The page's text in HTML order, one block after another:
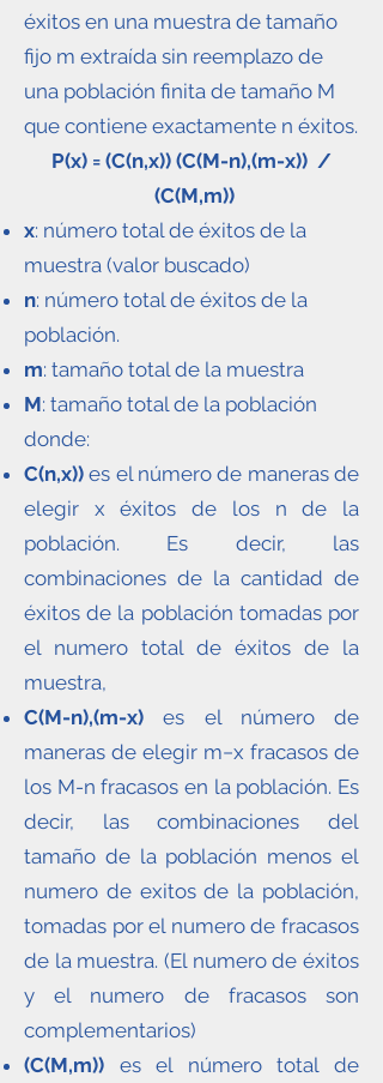
éxitos en una muestra de tamaño
fijo m extraída sin reemplazo de
una población finita de tamaño M
que contiene exactamente n éxitos.
P(x) = (C(n,x)) (C(M-n),(m-x)) /
(C(M,m))
x: número total de éxitos de la
muestra (valor buscado)
n: número total de éxitos de la
población.
m: tamaño total de la muestra
M: tamaño total de la población
donde:
C(n,x)) es el número de maneras de
elegir x éxitos de los n de la
población. Es decir, las
combinaciones de la cantidad de
éxitos de la población tomadas por
el numero total de éxitos de la
muestra,
C(M-n),(m-x)es el número de
maneras de elegir m−x fracasos de
los M-n fracasos en la población. Es
decir, las combinaciones del
tamaño de la población menos el
numero de exitos de la población,
tomadas por el numero de fracasos
de la muestra. (El numero de éxitos
y el numero de fracasos son
complementarios)
(C(M,m)) es el número total de